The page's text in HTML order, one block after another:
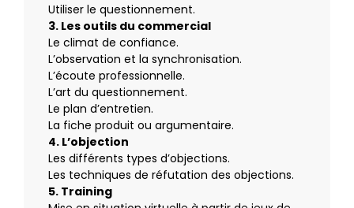
Utiliser le questionnement.
3. Les outils du commercial
Le climat de confiance.
L’observation et la synchronisation.
L’écoute professionnelle.
L’art du questionnement.
Le plan d’entretien.
La fiche produit ou argumentaire.
4. L’objection
Les différents types d’objections.
Les techniques de réfutation des objections.
5. Training